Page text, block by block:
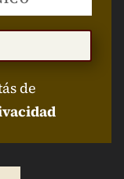
de